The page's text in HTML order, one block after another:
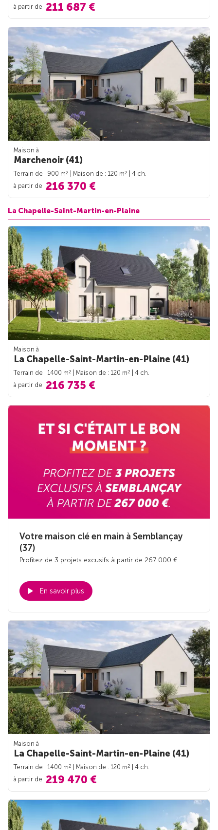
à partir de 211 687 €
Maison à
Marchenoir (41)
Terrain de : 900 m2 | Maison de : 120 m2
| 4 ch.
à partir de 216 370 €
La Chapelle-Saint-Martin-en-Plaine
Maison à
La Chapelle-Saint-Martin-en-Plaine (41)
Terrain de : 1400 m2 | Maison de : 120 m2
| 4 ch.
à partir de 216 735 €
Votre maison clé en main à Semblançay
(37)
Profitez de 3 projets excusifs à partir de 267 000 €
En savoir plus
Maison à
La Chapelle-Saint-Martin-en-Plaine (41)
Terrain de : 1400 m2 | Maison de : 120 m2
| 4 ch.
à partir de 219 470 €